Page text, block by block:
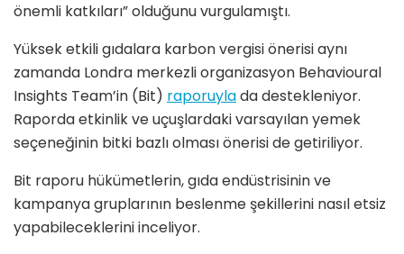
önemli katkıları” olduğunu vurgulamıştı.
Yüksek etkili gıdalara karbon vergisi önerisi aynı
zamanda Londra merkezli organizasyon Behavioural
Insights Team’in (Bit) raporuylada destekleniyor.
Raporda etkinlik ve uçuşlardaki varsayılan yemek
seçeneğinin bitki bazlı olması önerisi de getiriliyor.
Bit raporu hükümetlerin, gıda endüstrisinin ve
kampanya gruplarının beslenme şekillerini nasıl etsiz
yapabileceklerini inceliyor.